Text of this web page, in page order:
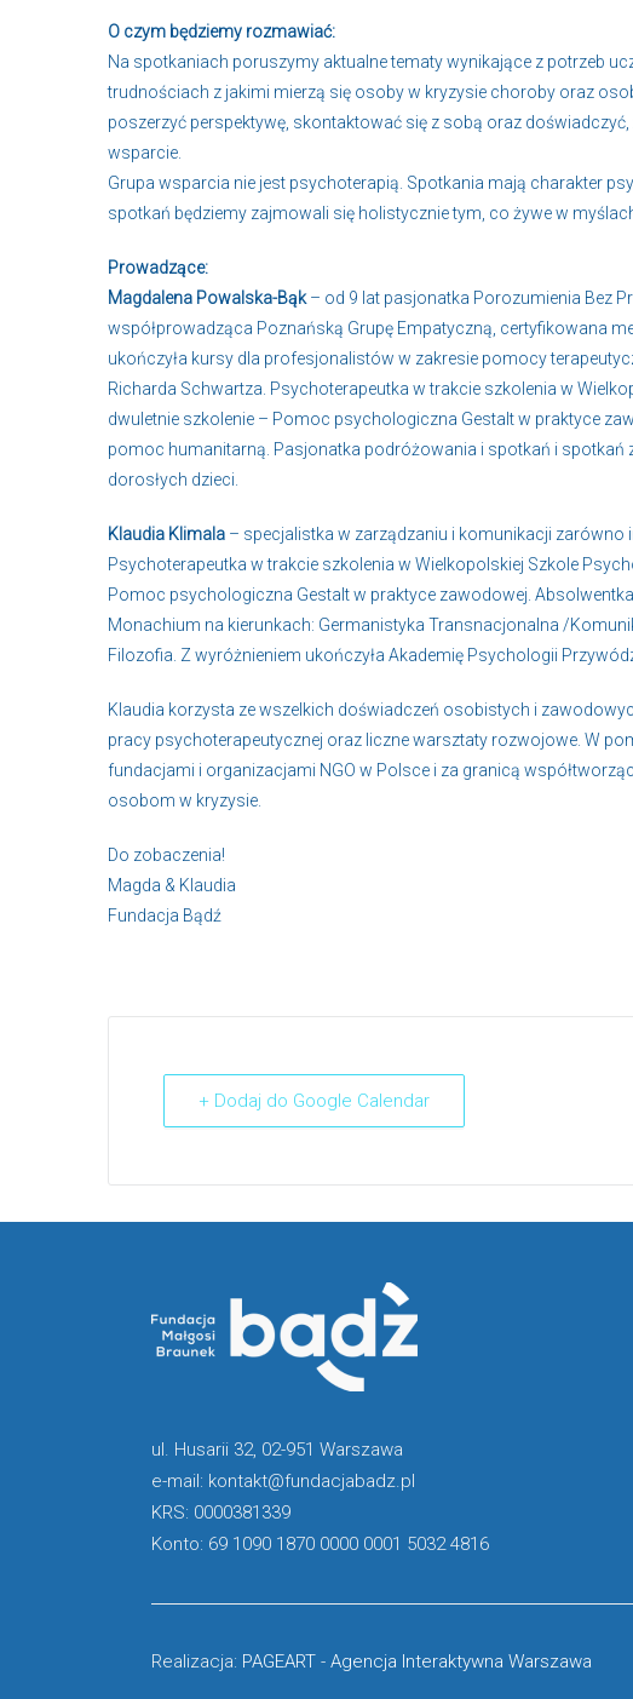
O czym będziemy rozmawiać:
Na spotkaniach poruszymy aktualne tematy wynikające z potrzeb
trudnościach z jakimi mierzą się osoby w kryzysie choroby oraz
poszerzyć perspektywę, skontaktować się z sobą oraz
wsparcie.
Grupa wsparcia nie jest psychoterapią. Spotkania mają charakter
spotkań będziemy zajmowali się holistycznie tym, co żywe w
Prowadzące:
Magdalena Powalska-Bąk– od 9 lat pasjonatka Porozumienia Bez
współprowadząca Poznańską Grupę Empatyczną, certyfikowana
ukończyła kursy dla profesjonalistów w zakresie pomocy
Richarda Schwartza. Psychoterapeutka w trakcie szkolenia w
dwuletnie szkolenie – Pomoc psychologiczna Gestalt w praktyce
pomoc humanitarną. Pasjonatka podróżowania i spotkań i spotkań
dorosłych dzieci.
Klaudia Klimala – specjalistka w zarządzaniu i komunikacji zarówno
Psychoterapeutka w trakcie szkolenia w Wielkopolskiej Szkole
Pomoc psychologiczna Gestalt w praktyce zawodowej.
Monachium na kierunkach: Germanistyka Transnacjonalna /
Filozofia. Z wyróżnieniem ukończyła Akademię Psychologii
Klaudia korzysta ze wszelkich doświadczeń osobistych i
pracy psychoterapeutycznej oraz liczne warsztaty rozwojowe. W
fundacjami i organizacjami NGO w Polsce i za granicą
osobom w kryzysie.
Do zobaczenia!
Magda & Klaudia
Fundacja Bądź
+ Dodaj do Google Calendar
ul. Husarii 32, 02-951 Warszawa
e-mail: kontakt@fundacjabadz.pl
KRS: 0000381339
Konto: 69 1090 1870 0000 0001 5032 4816
Realizacja: PAGEART - Agencja Interaktywna Warszawa